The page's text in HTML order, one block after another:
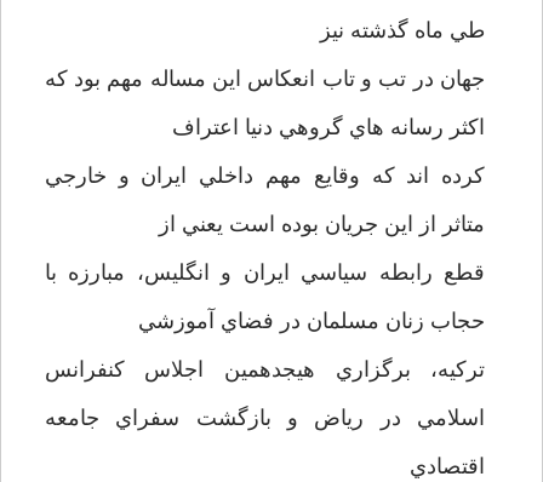
طي ماه گذشته نيز
جهان در تب و تاب انعكاس اين مساله مهم بود كه
اكثر رسانه هاي گروهي دنيا اعتراف
كرده اند كه وقايع مهم داخلي ايران و خارجي
متاثر از اين جريان بوده است يعني از
قطع رابطه سياسي ايران و انگليس، مبارزه با
حجاب زنان مسلمان در فضاي آموزشي
تركيه، برگزاري هيجدهمين اجلاس كنفرانس
اسلامي در رياض و بازگشت سفراي جامعه
اقتصادي